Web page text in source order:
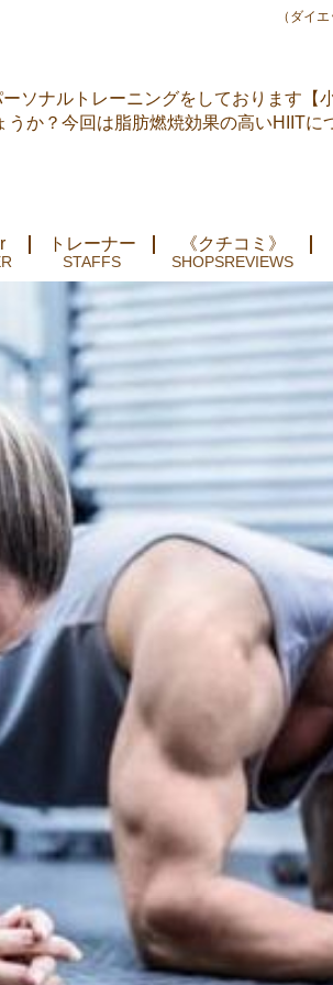
（ダイ
ソナルトレーニングをしております【
か？今回は脂肪燃焼効果の高いHIITに
トレーナー 《クチコミ》